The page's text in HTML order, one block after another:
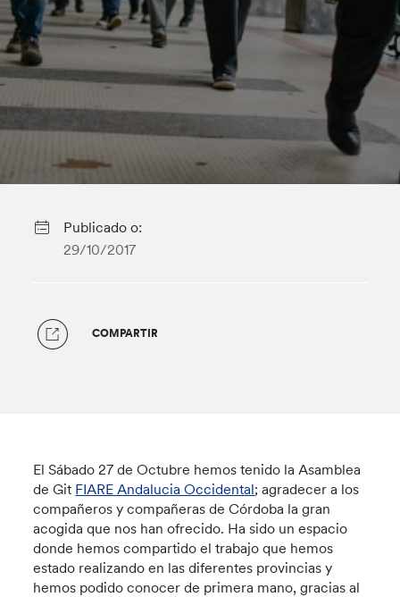
Publicado o:
29/10/2017
COMPARTIR
El Sábado 27 de Octubre hemos tenido la Asamblea
de Git FIARE Andalucia Occidental; agradecer a los
compañeros y compañeras de Córdoba la gran
acogida que nos han ofrecido. Ha sido un espacio
donde hemos compartido el trabajo que hemos
estado realizando en las diferentes provincias y
hemos podido conocer de primera mano, gracias al